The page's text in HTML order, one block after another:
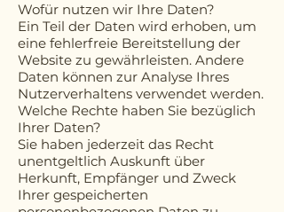
Wofür nutzen wir Ihre Daten?
Ein Teil der Daten wird erhoben, um
eine fehlerfreie Bereitstellung der
Website zu gewährleisten. Andere
Daten können zur Analyse Ihres
Nutzerverhaltens verwendet werden.
Welche Rechte haben Sie bezüglich
Ihrer Daten?
Sie haben jederzeit das Recht
unentgeltlich Auskunft über
Herkunft, Empfänger und Zweck
Ihrer gespeicherten